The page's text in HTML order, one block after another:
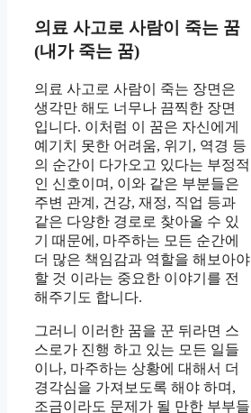
의료 사고로 사람이 죽는 꿈
(내가 죽는 꿈)
의료 사고로 사람이 죽는 장면은
생각만 해도 너무나 끔찍한 장면
입니다. 이처럼 이 꿈은 자신에게
예기치 못한 어려움, 위기, 역경 등
의 순간이 다가오고 있다는 부정적
인 신호이며, 이와 같은 부분들은
주변 관계, 건강, 재정, 직업 등과
같은 다양한 경로로 찾아올 수 있
기 때문에, 마주하는 모든 순간에
더 많은 책임감과 역할을 해보아야
할 것 이라는 중요한 이야기를 전
해주기도 합니다.
그러니 이러한 꿈을 꾼 뒤라면 스
스로가 진행 하고 있는 모든 일들
이나, 마주하는 상황에 대해서 더
경각심을 가져보도록 해야 하며,
조금이라도 문제가 될 만한 부부들